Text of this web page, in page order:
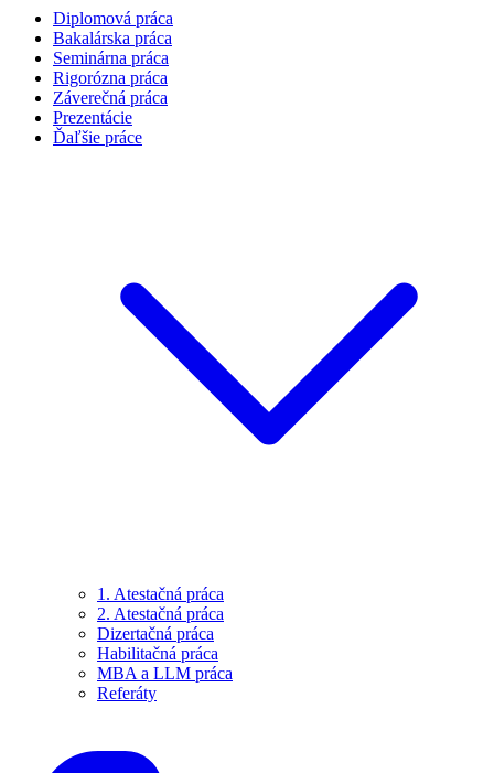
Diplomová práca
Bakalárska práca
Seminárna práca
Rigorózna práca
Záverečná práca
Prezentácie
Ďaľšie práce
1. Atestačná práca
2. Atestačná práca
Dizertačná práca
Habilitačná práca
MBA a LLM práca
Referáty